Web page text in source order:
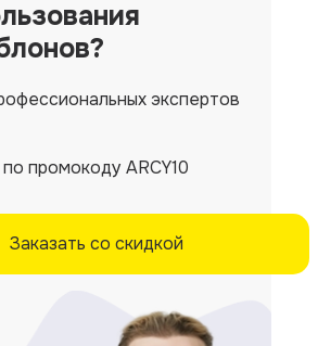
экспертов
по промокоду ARCY10
Заказать со скидкой